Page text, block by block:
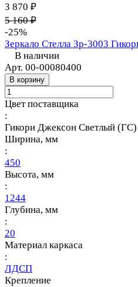
3 870 ₽
5 160 ₽
-25%
Зеркало Стелла Зр-3003
В наличии
Арт. 00-00080400
В корзину
Цвет поставщика
:
Гикори Джексон Светлый (ГС)
Ширина, мм
:
450
Высота, мм
:
1244
Глубина, мм
:
20
Материал каркаса
:
ЛДСП
Крепление